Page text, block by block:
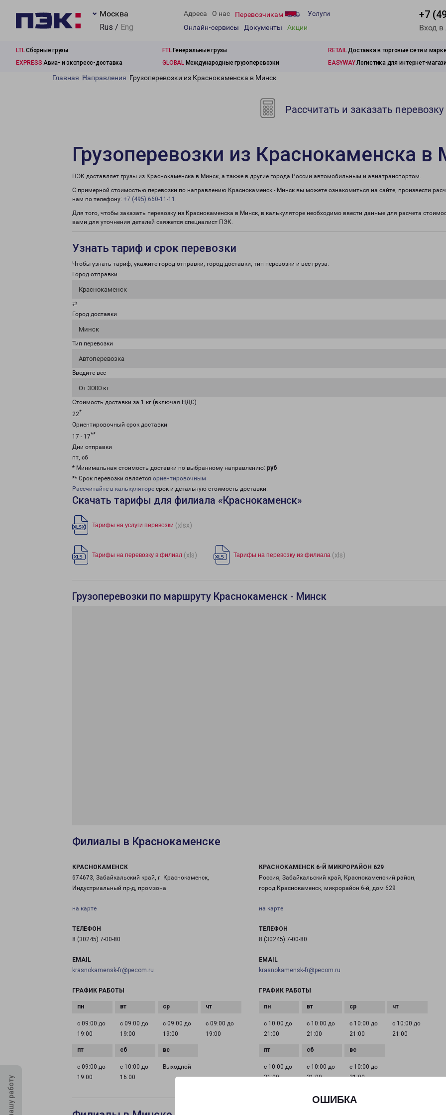
ОШИБКА
Москва
Rus / Eng
Адреса О нас Перевозчикам
Услуги
Онлайн-сервисы
Документы Акции
+7
Вход
LTLСборные грузы FTLГенеральные грузы RETAILДоставка в торговые сети и
EXPRESS Авиа- и экспресс-доставка GLOBALМеждународные грузоперевозки EASYWAYЛогистика для интернет-
Главная Направления Грузоперевозки из Краснокаменска в Минск
Рассчитать и заказать перевозку
Грузоперевозки из Краснокаменска в
ПЭК доставляет грузы из Краснокаменска в Минск, а также в другие города России автомобильным и авиатранспортом.
С примерной стоимостью перевозки по направлению Краснокаменск - Минск вы можете ознакомиться на сайте, произвести
нам по телефону: +7 (495) 660-11-11 .
Для того, чтобы заказать перевозку из Краснокаменска в Минск, в калькуляторе необходимо ввести данные для расчета
вами для уточнения деталей свяжется специалист ПЭК.
Узнать тариф и срок перевозки
Чтобы узнать тариф, укажите город отправки, город доставки, тип перевозки и вес груза.
Город отправки
Краснокаменск
⇄
Город доставки
Минск
Тип перевозки
Автоперевозка
Введите вес
От 3000 кг
Стоимость доставки за 1 кг (включая НДС)
22*
Ориентировочный срок доставки
17 - 17**
Дни отправки
пт, сб
* Минимальная стоимость доставки по выбранному направлению: руб.
** Срок перевозки является ориентировочным
Рассчитайте в калькуляторе срок и детальную стоимость доставки.
Скачать тарифы для филиала «Краснокаменск»
Тарифы на услуги перевозки (xlsx)
Тарифы на перевозку в филиал (xls) Тарифы на перевозку из филиала (xls)
Грузоперевозки по маршруту Краснокаменск - Минск
Филиалы в Краснокаменске
КРАСНОКАМЕНСК
674673, Забайкальский край, г. Краснокаменск,
Индустриальный пр-д, промзона
на карте
ТЕЛЕФОН
8 (30245) 7-00-80
EMAIL
krasnokamensk-fr@pecom.ru
ГРАФИК РАБОТЫ
с 09:00 до
19:00
с 09:00 до
19:00
с 09:00 до
19:00
с 09:00 до
19:00
с 09:00 до
19:00
с 10:00 до
16:00
Выходной
КРАСНОКАМЕНСК 6-Й МИКРОРАЙОН 629
Россия, Забайкальский край, Краснокаменский район,
город Краснокаменск, микрорайон 6-й, дом 629
на карте
ТЕЛЕФОН
8 (30245) 7-00-80
EMAIL
krasnokamensk-fr@pecom.ru
ГРАФИК РАБОТЫ
с 10:00 до
21:00
с 10:00 до
21:00
с 10:00 до
21:00
с 10:00 до
21:00
с 10:00 до
21:00
с 10:00 до
21:00
с 10:00 до
21:00